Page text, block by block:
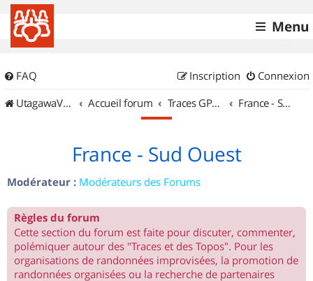
Menu
FAQ Connexion
Inscription
UtagawaVTT (Randos VTT et VTTAE avec traces GPS)
Accueil forum Traces GPS de randos VTT France - Sud Ouest
France - Sud Ouest
Modérateur : Modérateurs des Forums
Règles du forum
Cette section du forum est faite pour discuter, commenter,
polémiquer autour des "Traces et des Topos". Pour les
organisations de randonnées improvisées, la promotion de
randonnées organisées ou la recherche de partenaires